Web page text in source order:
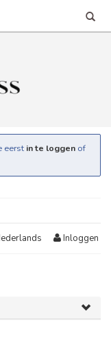
eerst in te loggen of
Inloggen